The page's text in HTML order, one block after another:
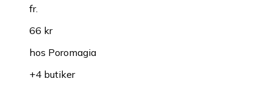
fr.
66 kr
hos Poromagia
+4 butiker